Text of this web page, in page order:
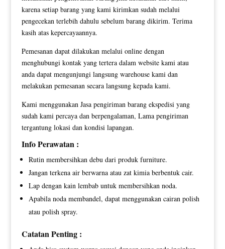
karena setiap barang yang kami kirimkan sudah melalui
pengecekan terlebih dahulu sebelum barang dikirim. Terima
kasih atas kepercayaannya.
Pemesanan dapat dilakukan melalui online dengan
menghubungi kontak yang tertera dalam website kami atau
anda dapat mengunjungi langsung warehouse kami dan
melakukan pemesanan secara langsung kepada kami.
Kami menggunakan Jasa pengiriman barang ekspedisi yang
sudah kami percaya dan berpengalaman, Lama pengiriman
tergantung lokasi dan kondisi lapangan.
Info Perawatan :
Rutin membersihkan debu dari produk furniture.
Jangan terkena air berwarna atau zat kimia berbentuk cair.
Lap dengan kain lembab untuk membersihkan noda.
Apabila noda membandel, dapat menggunakan cairan polish
atau polish spray.
Catatan Penting :